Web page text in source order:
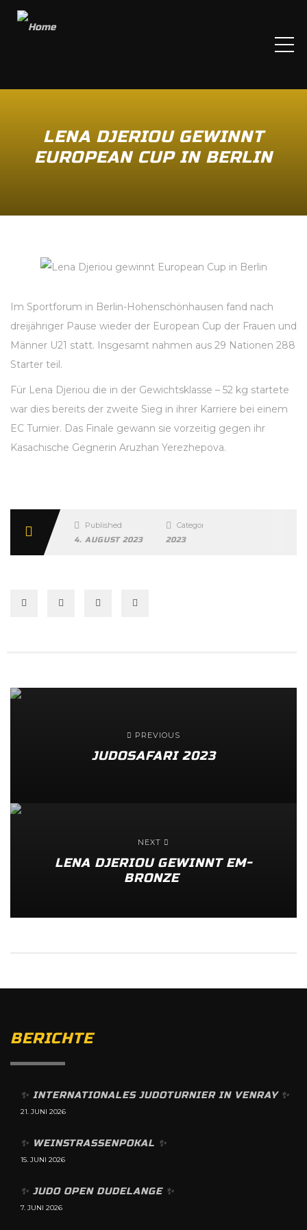
LENA DJERIOU GEWINNT
EUROPEAN CUP IN BERLIN
Im Sportforum in Berlin-Hohenschönhausen fand nach
dreijähriger Pause wieder der European Cup der Frauen und
Männer U21 statt. Insgesamt nahmen aus 29 Nationen 288
Starter teil.
Für Lena Djeriou die in der Gewichtsklasse – 52 kg startete
war dies bereits der zweite Sieg in ihrer Karriere bei einem
EC Turnier. Das Finale gewann sie vorzeitig gegen ihr
Kasachische Gegnerin Aruzhan Yerezhepova.
Published
4. AUGUST 2023
Categories
2023
PREVIOUS
JUDOSAFARI 2023
NEXT
LENA DJERIOU GEWINNT EM-
BRONZE
BERICHTE
✨️ INTERNATIONALES JUDOTURNIER IN VENRAY ✨️
21. JUNI 2026
✨️ WEINSTRASSENPOKAL ✨️
15. JUNI 2026
✨️ JUDO OPEN DUDELANGE ✨️
7. JUNI 2026